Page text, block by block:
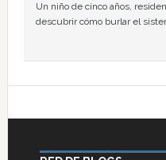
Un niño de cinco años,
descubrir cómo burlar el